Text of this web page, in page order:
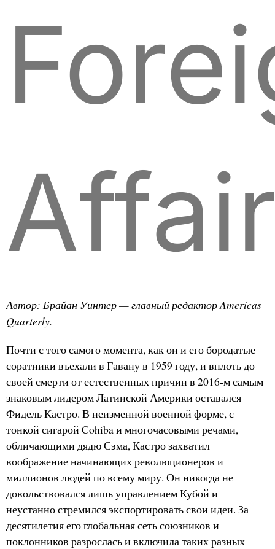
Автор: Брайан Уинтер — главный редактор Americas
Quarterly.
Почти с того самого момента, как он и его бородатые
соратники въехали в Гавану в 1959 году, и вплоть до
своей смерти от естественных причин в 2016-м самым
знаковым лидером Латинской Америки оставался
Фидель Кастро. В неизменной военной форме, с
тонкой сигарой Cohiba и многочасовыми речами,
обличающими дядю Сэма, Кастро захватил
воображение начинающих революционеров и
миллионов людей по всему миру. Он никогда не
довольствовался лишь управлением Кубой и
неустанно стремился экспортировать свои идеи. За
десятилетия его глобальная сеть союзников и
поклонников разрослась и включила таких разных